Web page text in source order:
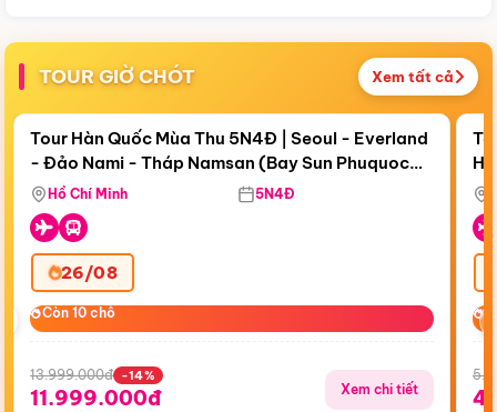
TOUR GIỜ CHÓT Xem tất cả
Còn18 ngày 04:48:50
Bay Sun Phuquoc Airways
Điểm nổi bật
Tour Hàn Quốc Mùa Thu 5N4Đ | Seoul - Everland
- Đảo Nami - Tháp Namsan (Bay Sun Phuquoc
Airways)
Hồ Chí Minh 5N4Đ
26/08
Còn 10 chỗ
Còn 10 chỗ
13.999.000đ -14%
11.999.000đ Xem chi tiết